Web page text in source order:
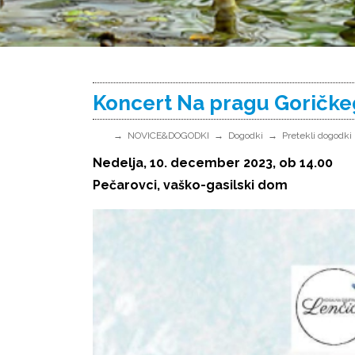
Koncert Na pragu
NOVICE&DOGODKI Dogodki Pretekli dogodki
Nedelja, 10. december 2023, ob 14.00
Pečarovci, vaško-gasilski dom